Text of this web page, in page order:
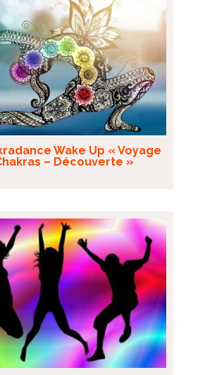
Wake Up « Voyage
– Découverte »